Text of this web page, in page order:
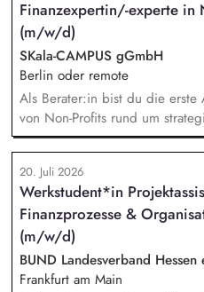
website, newsletters and social
campaigns and communication
develop EAAD's fundraising
Finanzexpertin/-experte in
(m/w/d)
SKala-CAMPUS gGmbH
Berlin oder remote
Als Berater:in bist du die erste
von Non-Profits rund um
Finanzmanagement und
den gesamten Prozess von der
Angebotserstellung bis zur
Auf Basis der jeweiligen
passgenaue
zentralen Fragen ihrer
strategischen
20. Juli 2026
Werkstudent*in
Finanzprozesse &
(m/w/d)
BUND Landesverband Hessen
Frankfurt am Main